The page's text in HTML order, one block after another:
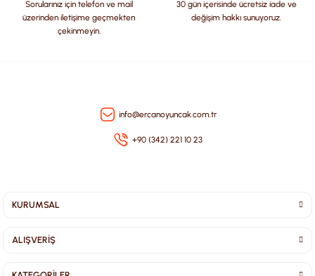
Sorularınız için telefon ve mail
üzerinden iletişime geçmekten
çekinmeyin.
30 gün içerisinde ücretsiz iade ve
değişim hakkı sunuyoruz.
info@ercanoyuncak.com.tr
+90 (342) 221 10 23
KURUMSAL
ALIŞVERİŞ